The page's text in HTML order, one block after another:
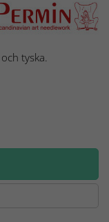
tyska.